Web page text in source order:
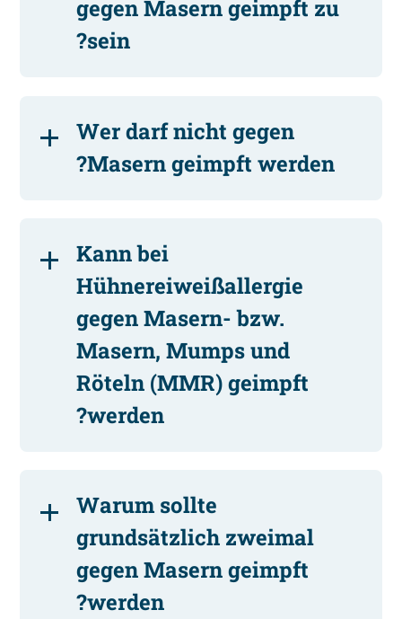
gegen Masern geimpft zu
sein?
Wer darf nicht gegen
Masern geimpft werden?
Kann bei
Hühnereiweißallergie
gegen Masern- bzw.
Masern, Mumps und
Röteln (MMR) geimpft
werden?
Warum sollte
grundsätzlich zweimal
gegen Masern geimpft
werden?